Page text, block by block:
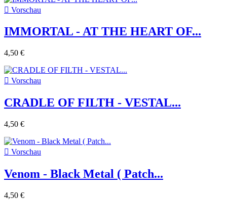
 Vorschau
IMMORTAL - AT THE HEART OF...
4,50 €
 Vorschau
CRADLE OF FILTH - VESTAL...
4,50 €
 Vorschau
Venom - Black Metal ( Patch...
4,50 €